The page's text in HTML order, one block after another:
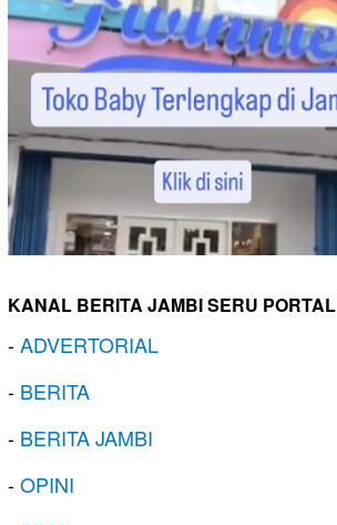
KANAL BERITA JAMBI SERU PORTAL
-ADVERTORIAL
- BERITA
- BERITA JAMBI
-OPINI